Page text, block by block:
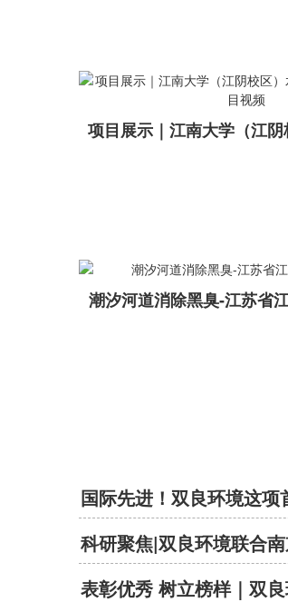
潮汐河道消除黑臭-江苏省
国际先进！双良环境这
科研聚焦|双良环境联合
表彰优秀 树立榜样｜双